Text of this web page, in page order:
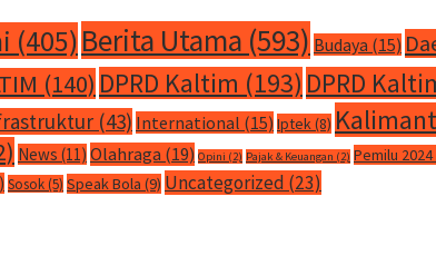
(405)Berita Utama (593) Budaya (15)
(140) DPRD Kaltim (193) DPRD
(43) International (15) Iptek(8)
News (11) Olahraga (19) Opini (2) Pajak & Keuangan (2) Pemilu 2024
Sosok(5) Speak Bola (9) Uncategorized (23)